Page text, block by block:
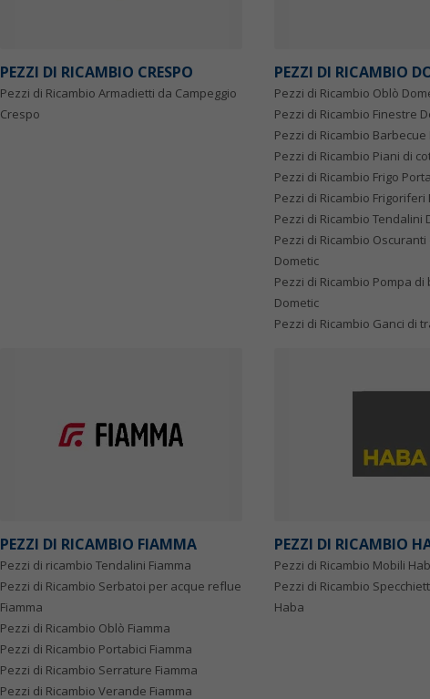
PEZZI DI RICAMBIO CRESPO
Pezzi di Ricambio Armadietti da Campeggio
Crespo
PEZZI DI RICAMBIO
Pezzi di Ricambio Oblò
Pezzi di Ricambio Finestre
Pezzi di Ricambio Barbecue
Pezzi di Ricambio Piani di
Pezzi di Ricambio Frigo
Pezzi di Ricambio Frigoriferi
Pezzi di Ricambio Tendalini
Pezzi di Ricambio
Dometic
Pezzi di Ricambio Pompa di
Dometic
Pezzi di Ricambio Ganci di
PEZZI DI RICAMBIO FIAMMA
Pezzi di ricambio Tendalini Fiamma
Pezzi di Ricambio Serbatoi per acque reflue
Fiamma
Pezzi di Ricambio Oblò Fiamma
Pezzi di Ricambio Portabici Fiamma
Pezzi di Ricambio Serrature Fiamma
Pezzi di Ricambio Verande Fiamma
PEZZI DI RICAMBIO
Pezzi di Ricambio Mobili
Pezzi di Ricambio
Haba